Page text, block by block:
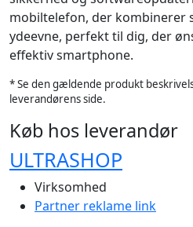
mobiltelefon, der kombinerer
ydeevne, perfekt til dig, der
effektiv smartphone.
* Se den gældende produkt
leverandørens side.
Køb hos leverandør
ULTRASHOP
Virksomhed
Partner reklame link